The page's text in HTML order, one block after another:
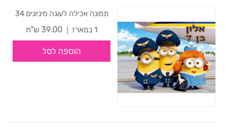
תמונה אכילה לעוגה מיניונים 34
1 במארז
39.00 ש"ח
הוספה לסל